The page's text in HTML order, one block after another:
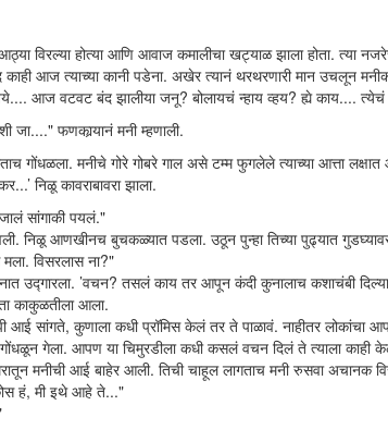
विरल्या होत्या आणि आवाज कमालीचा खट्याळ झाला होता. त्या
काही आज त्याच्या कानी पडेना. अखेर त्यानं थरथरणारी मान उचलून
आज वटवट बंद झालीया जनू? बोलायचं न्हाय व्हय? ह्ये काय....
जा...." फणकार्‍यानं मनी म्हणाली.
गोंधळला. मनीचे गोरे गोबरे गाल असे टम्म फुगलेले त्याच्या आत्ता
निळू कावराबावरा झाला.
सांगाकी पयलं."
निळू आणखीनच बुचकळ्यात पडला. उठून पुन्हा तिच्या पुढ्यात
विसरलास ना?"
मनात उद्गारला. ’वचन? तसलं काय तर आपून कंदी कुनालाच कशाचंबी
काकुळतीला आला.
सांगते, कुणाला कधी प्रॉमिस केलं तर ते पाळावं. नाहीतर लोकांचा
गेला. आपण या चिमुरडीला कधी कसलं वचन दिलं ते त्याला काही
मनीची आई बाहेर आली. तिची चाहूल लागताच मनी रुसवा अचानक
हं, मी इथे आहे ते..."